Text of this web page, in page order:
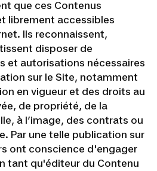
que ces Contenus
librement accessibles
Ils reconnaissent,
disposer de
et autorisations nécessaires
sur le Site, notamment
en vigueur et des droits au
de propriété, de la
à l’image, des contrats ou
Par une telle publication sur
ont conscience d'engager
tant qu'éditeur du Contenu